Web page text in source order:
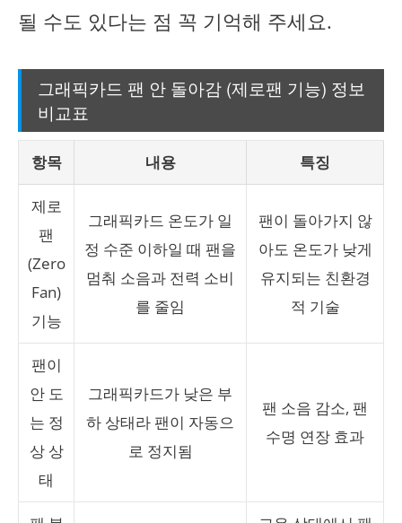
될 수도 있다는 점 꼭 기억해 주세요.
그래픽카드 팬 안 돌아감 (제로팬 기능) 정보
비교표
항목 내용 특징
제로
팬
(Zero
Fan)
기능
그래픽카드 온도가 일
정 수준 이하일 때 팬을
멈춰 소음과 전력 소비
를 줄임
팬이 돌아가지 않
아도 온도가 낮게
유지되는 친환경
적 기술
팬이
안 도
는 정
상 상
태
그래픽카드가 낮은 부
하 상태라 팬이 자동으
로 정지됨
팬 소음 감소, 팬
수명 연장 효과